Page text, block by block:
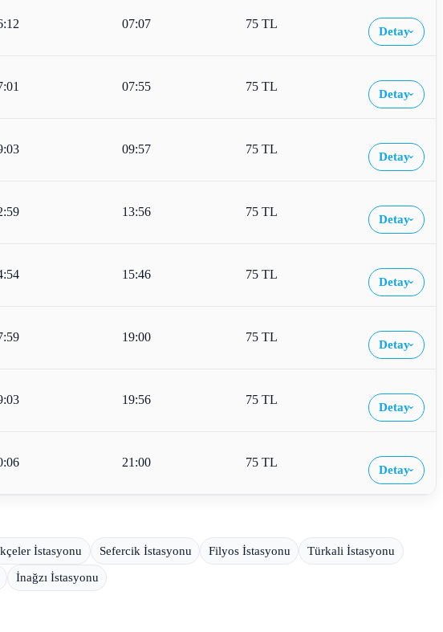
07:07 75 TL
Detay›
07:55 75 TL
Detay›
09:57 75 TL
Detay›
13:56 75 TL
Detay›
15:46 75 TL
Detay›
19:00 75 TL
Detay›
19:56 75 TL
Detay›
21:00 75 TL
Detay›
İstasyonu Sefercik İstasyonu Filyos İstasyonu Türkali İstasyonu
İnağzı İstasyonu